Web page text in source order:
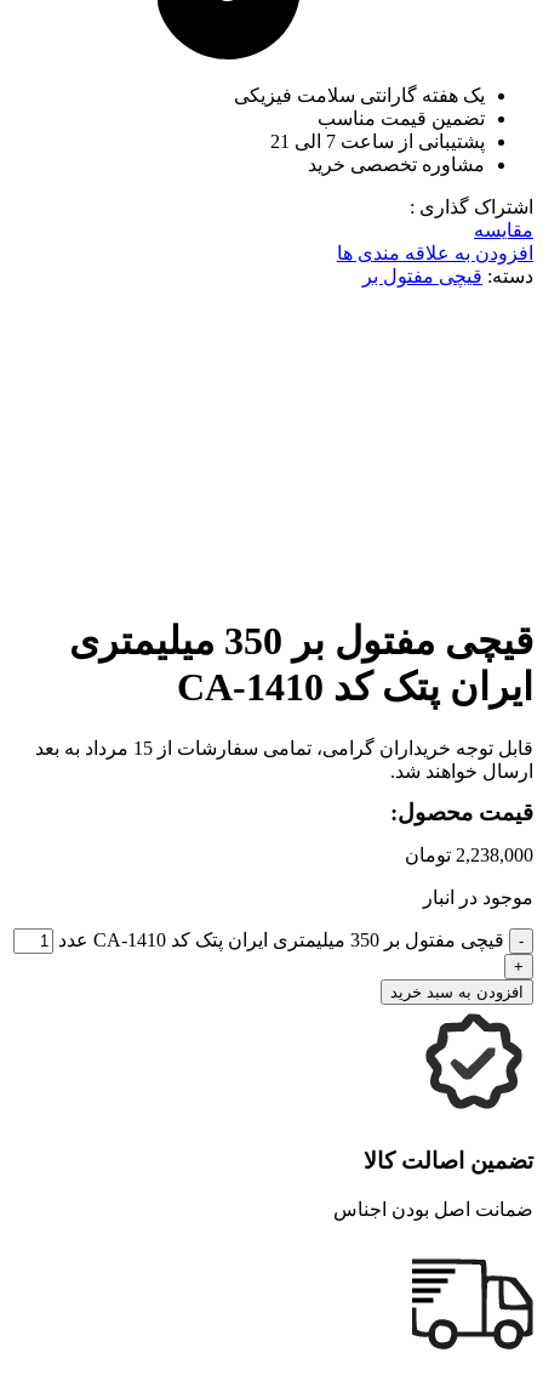
یک هفته گارانتی سلامت فیزیکی
تضمین قیمت مناسب
پشتیبانی از ساعت 7 الی 21
مشاوره تخصصی خرید
اشتراک گذاری :
مقایسه
افزودن به علاقه مندی ها
دسته: قیچی مفتول بر
قیچی مفتول بر 350 میلیمتری
ایران پتک کد CA-1410
قابل توجه خریداران گرامی، تمامی سفارشات از 15 مرداد به بعد
ارسال خواهند شد.
قیمت محصول:
2,238,000 تومان
موجود در انبار
قیچی مفتول بر 350 میلیمتری ایران پتک کد CA-1410 عدد
افزودن به سبد خرید
تضمین اصالت کالا
ضمانت اصل بودن اجناس